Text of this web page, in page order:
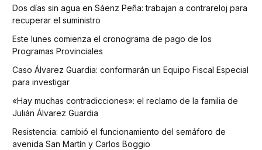
Dos días sin agua en Sáenz Peña: trabajan a contrareloj para
recuperar el suministro
Este lunes comienza el cronograma de pago de los
Programas Provinciales
Caso Álvarez Guardia: conformarán un Equipo Fiscal Especial
para investigar
«Hay muchas contradicciones»: el reclamo de la familia de
Julián Álvarez Guardia
Resistencia: cambió el funcionamiento del semáforo de
avenida San Martín y Carlos Boggio